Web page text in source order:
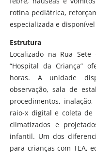
rotina pediátrica,
especializada e
Estrutura
Localizado na Rua
“Hospital da Criança”
horas. A unidade
observação, sala de
procedimentos,
raio-x digital e coleta de
climatizados e
infantil. Um dos
para crianças com TEA,